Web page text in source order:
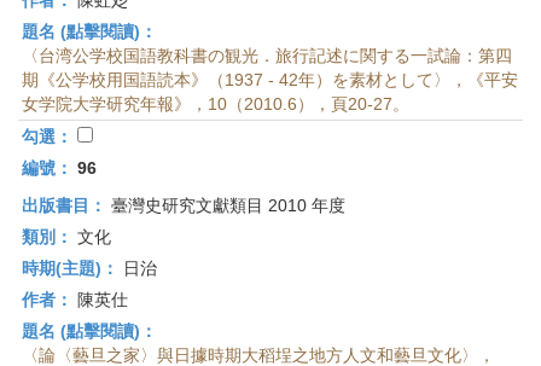
題名 (點擊閱讀)：
〈台湾公学校国語教科書の観光．旅行記述に関する一試論：第四
期《公学校用国語読本》（1937 - 42年）を素材として〉，《平安
女学院大学研究年報》，10（2010.6），頁20-27。
勾選：
編號： 96
出版書目： 臺灣史研究文獻類目 2010 年度
類別： 文化
時期(主題)：
日治
作者：
陳英仕
題名 (點擊閱讀)：
〈論〈藝旦之家〉與日據時期大稻埕之地方人文和藝旦文化〉，